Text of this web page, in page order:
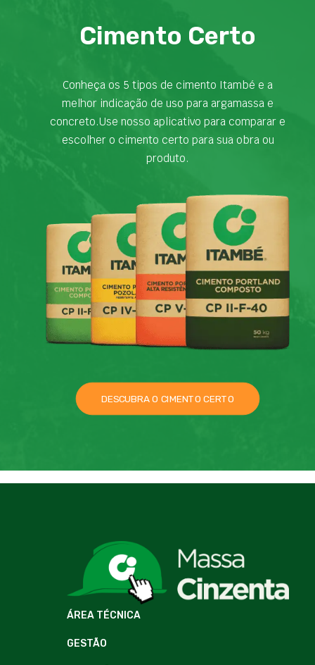
Cimento Certo
Conheça os 5 tipos de cimento Itambé e a
melhor indicação de uso para argamassa e
concreto.Use nosso aplicativo para comparar e
escolher o cimento certo para sua obra ou
produto.
DESCUBRA O CIMENTO CERTO
ÁREA TÉCNICA
GESTÃO